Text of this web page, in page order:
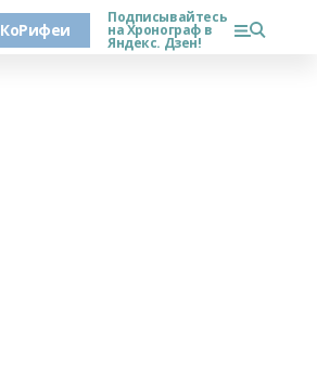
КоРифеи
Подписывайтесь
на Хронограф в
Яндекс. Дзен!